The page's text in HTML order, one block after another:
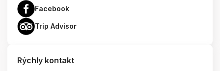
Facebook
Trip Advisor
Rýchly kontakt